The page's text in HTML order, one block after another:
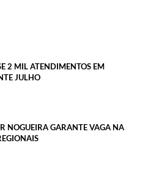
2 MIL ATENDIMENTOS EM
JULHO
NOGUEIRA GARANTE VAGA NA